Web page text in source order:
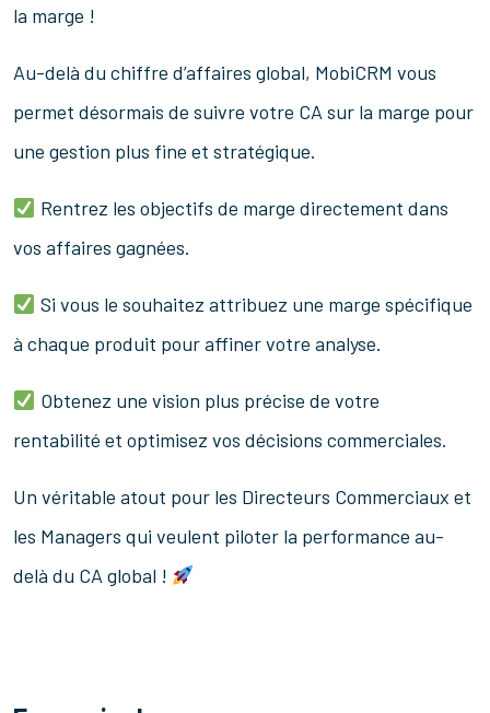
la marge !
Au-delà du chiffre d’affaires global, MobiCRM vous
permet désormais de suivre votre CA sur la marge pour
une gestion plus fine et stratégique.
Rentrez les objectifs de marge directement dans
vos affaires gagnées.
Si vous le souhaitez attribuez une marge spécifique
à chaque produit pour affiner votre analyse.
Obtenez une vision plus précise de votre
rentabilité et optimisez vos décisions commerciales.
Un véritable atout pour les Directeurs Commerciaux et
les Managers qui veulent piloter la performance au-
delà du CA global !